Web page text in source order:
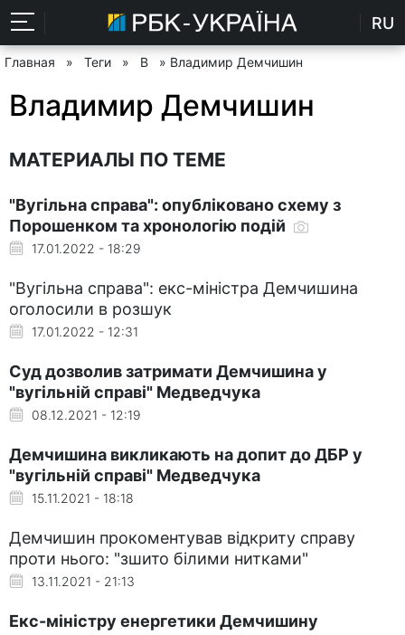
RU
Главная » Теги » В » Владимир Демчишин
Владимир Демчишин
МАТЕРИАЛЫ ПО ТЕМЕ
"Вугільна справа": опубліковано схему з
Порошенком та хронологію подій
17.01.2022 - 18:29
"Вугільна справа": екс-міністра Демчишина
оголосили в розшук
17.01.2022 - 12:31
Суд дозволив затримати Демчишина у
"вугільній справі" Медведчука
08.12.2021 - 12:19
Демчишина викликають на допит до ДБР у
"вугільній справі" Медведчука
15.11.2021 - 18:18
Демчишин прокоментував відкриту справу
проти нього: "зшито білими нитками"
13.11.2021 - 21:13
Екс-міністру енергетики Демчишину